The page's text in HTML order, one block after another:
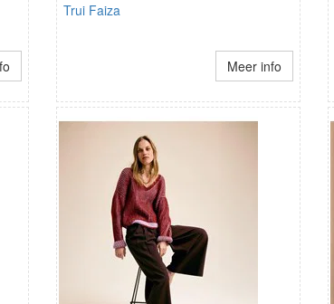
Trui Faiza
Meer info